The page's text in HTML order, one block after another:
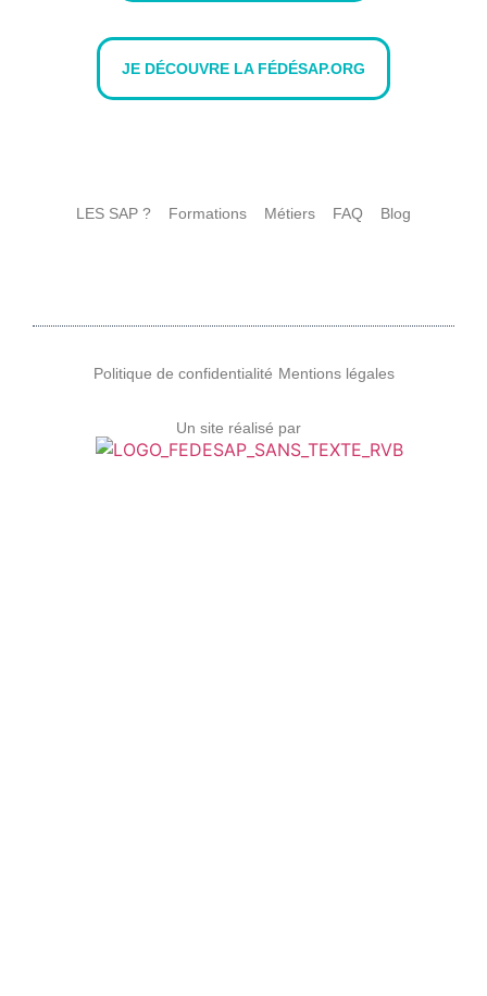
JE DÉCOUVRE LA FÉDÉSAP.ORG
LES SAP ? Formations Métiers FAQ Blog
Politique de confidentialité Mentions légales
Un site réalisé par